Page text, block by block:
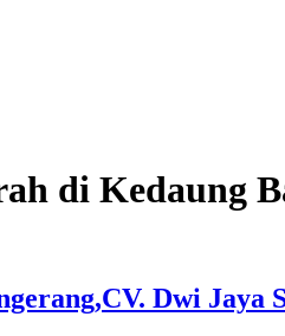
di Kedaung
Dwi Jaya